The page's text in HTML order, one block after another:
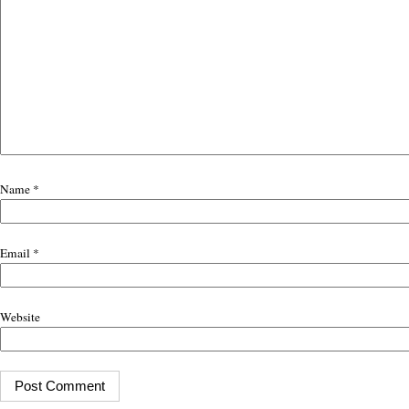
Name *
Email *
Website